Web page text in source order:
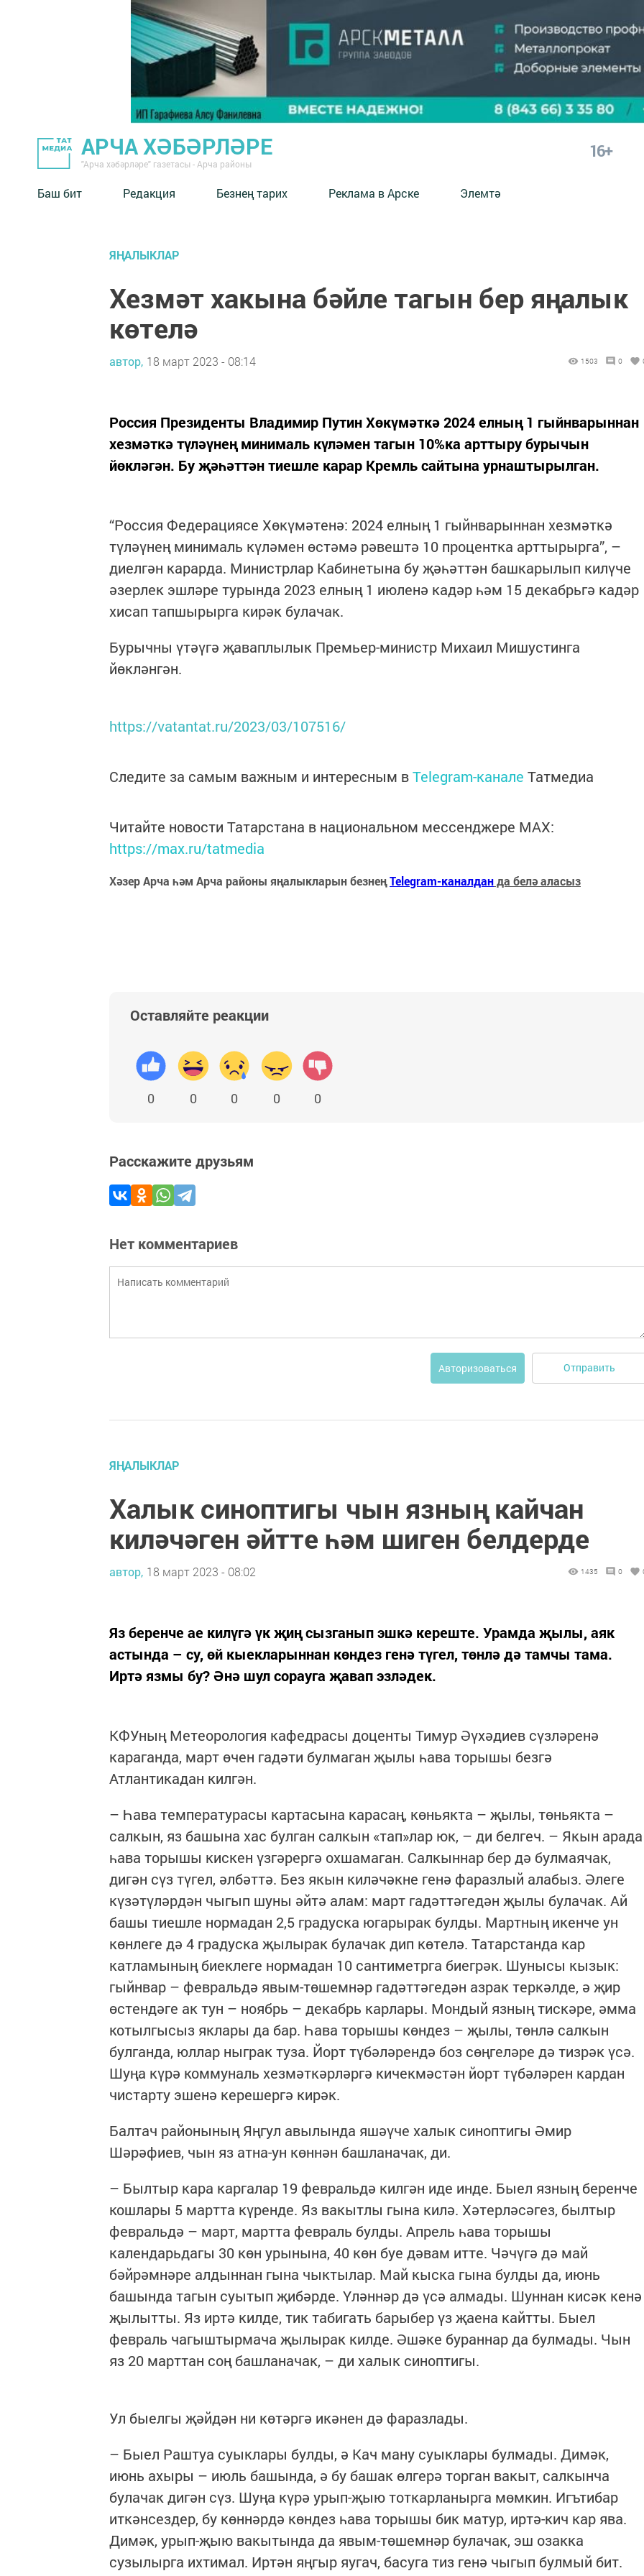
АРЧА ХӘБӘРЛӘРЕ
"Арча хәбәрләре" газетасы - Арча районы
16+
Баш бит Редакция Безнең тарих Реклама в Арске Элемтә
ЯҢАЛЫКЛАР
Хезмәт хакына бәйле тагын бер яңалык
көтелә
автор, 18 март 2023 - 08:14 1503 0
Россия Президенты Владимир Путин Хөкүмәткә 2024 елның 1 гыйнварыннан
хезмәткә түләүнең минималь күләмен тагын 10%ка арттыру бурычын
йөкләгән. Бу җәһәттән тиешле карар Кремль сайтына урнаштырылган.
“Россия Федерациясе Хөкүмәтенә: 2024 елның 1 гыйнварыннан хезмәткә
түләүнең минималь күләмен өстәмә рәвештә 10 процентка арттырырга”, –
диелгән карарда. Министрлар Кабинетына бу җәһәттән башкарылып килүче
әзерлек эшләре турында 2023 елның 1 июленә кадәр һәм 15 декабрьгә кадәр
хисап тапшырырга кирәк булачак.
Бурычны үтәүгә җаваплылык Премьер-министр Михаил Мишустинга
йөкләнгән.
https://vatantat.ru/2023/03/107516/
Следите за самым важным и интересным вTelegram-канале Татмедиа
Читайте новости Татарстана в национальном мессенджере MАХ:
https://max.ru/tatmedia
Хәзер Арча һәм Арча районы яңалыкларын безнеңTelegram-каналданда белә аласыз
Оставляйте реакции
0 0 0 0 0
Расскажите друзьям
Нет комментариев
Авторизоваться Отправить
ЯҢАЛЫКЛАР
Халык синоптигы чын язның кайчан
киләчәген әйтте һәм шиген белдерде
автор, 18 март 2023 - 08:02 1435 0
Яз беренче ае килүгә үк җиң сызганып эшкә кереште. Урамда җылы, аяк
астында – су, өй кыекларыннан көндез генә түгел, төнлә дә тамчы тама.
Иртә язмы бу? Әнә шул сорауга җавап эзләдек.
КФУның Метеорология кафедрасы доценты Тимур Әүхәдиев сүзләренә
караганда, март өчен гадәти булмаган җылы һава торышы безгә
Атлантикадан килгән.
– Һава температурасы картасына карасаң, көньякта – җылы, төньякта –
салкын, яз башына хас булган салкын «тап»лар юк, – ди белгеч. – Якын арада
һава торышы кискен үзгәрергә охшамаган. Салкыннар бер дә булмаячак,
дигән сүз түгел, әлбәттә. Без якын киләчәкне генә фаразлый алабыз. Әлеге
күзәтүләрдән чыгып шуны әйтә алам: март гадәттәгедән җылы булачак. Ай
башы тиешле нормадан 2,5 градуска югарырак булды. Мартның икенче ун
көнлеге дә 4 градуска җылырак булачак дип көтелә. Татарстанда кар
катламының биеклеге нормадан 10 сантиметрга биегрәк. Шунысы кызык:
гыйнвар – февральдә явым-төшемнәр гадәттәгедән азрак теркәлде, ә җир
өстендәге ак тун – ноябрь – декабрь карлары. Мондый язның тискәре, әмма
котылгысыз яклары да бар. Һава торышы көндез – җылы, төнлә салкын
булганда, юллар ныграк туза. Йорт түбәләрендә боз сөңгеләре дә тизрәк үсә.
Шуңа күрә коммуналь хезмәткәрләргә кичекмәстән йорт түбәләрен кардан
чистарту эшенә керешергә кирәк.
Балтач районының Яңгул авылында яшәүче халык синоптигы Әмир
Шәрәфиев, чын яз атна-ун көннән башланачак, ди.
– Былтыр кара каргалар 19 февральдә килгән иде инде. Быел язның беренче
кошлары 5 мартта күренде. Яз вакытлы гына килә. Хәтерләсәгез, былтыр
февральдә – март, мартта февраль булды. Апрель һава торышы
календарьдагы 30 көн урынына, 40 көн буе дәвам итте. Чәчүгә дә май
бәйрәмнәре алдыннан гына чыктылар. Май кыска гына булды да, июнь
башында тагын суытып җибәрде. Үләннәр дә үсә алмады. Шуннан кисәк кенә
җылытты. Яз иртә килде, тик табигать барыбер үз җаена кайтты. Быел
февраль чагыштырмача җылырак килде. Әшәке бураннар да булмады. Чын
яз 20 марттан соң башланачак, – ди халык синоптигы.
Ул быелгы җәйдән ни көтәргә икәнен дә фаразлады.
– Быел Раштуа суыклары булды, ә Кач ману суыклары булмады. Димәк,
июнь ахыры – июль башында, ә бу башак өлгерә торган вакыт, салкынча
булачак дигән сүз. Шуңа күрә урып-җыю тоткарланырга мөмкин. Игътибар
иткәнсездер, бу көннәрдә көндез һава торышы бик матур, иртә-кич кар ява.
Димәк, урып-җыю вакытында да явым-төшемнәр булачак, эш озакка
сузылырга ихтимал. Иртән яңгыр яугач, басуга тиз генә чыгып булмый бит.